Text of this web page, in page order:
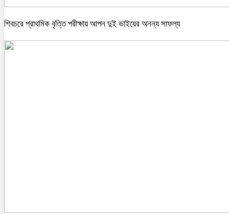
শিবচরে প্রাথমিক বৃত্তি পরীক্ষায় আপন দুই ভাইয়ের অনন্য সাফল্য